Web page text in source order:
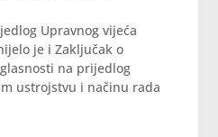
Upravnog vijeća
je i Zaključak o
na prijedlog
ustrojstvu i načinu rada